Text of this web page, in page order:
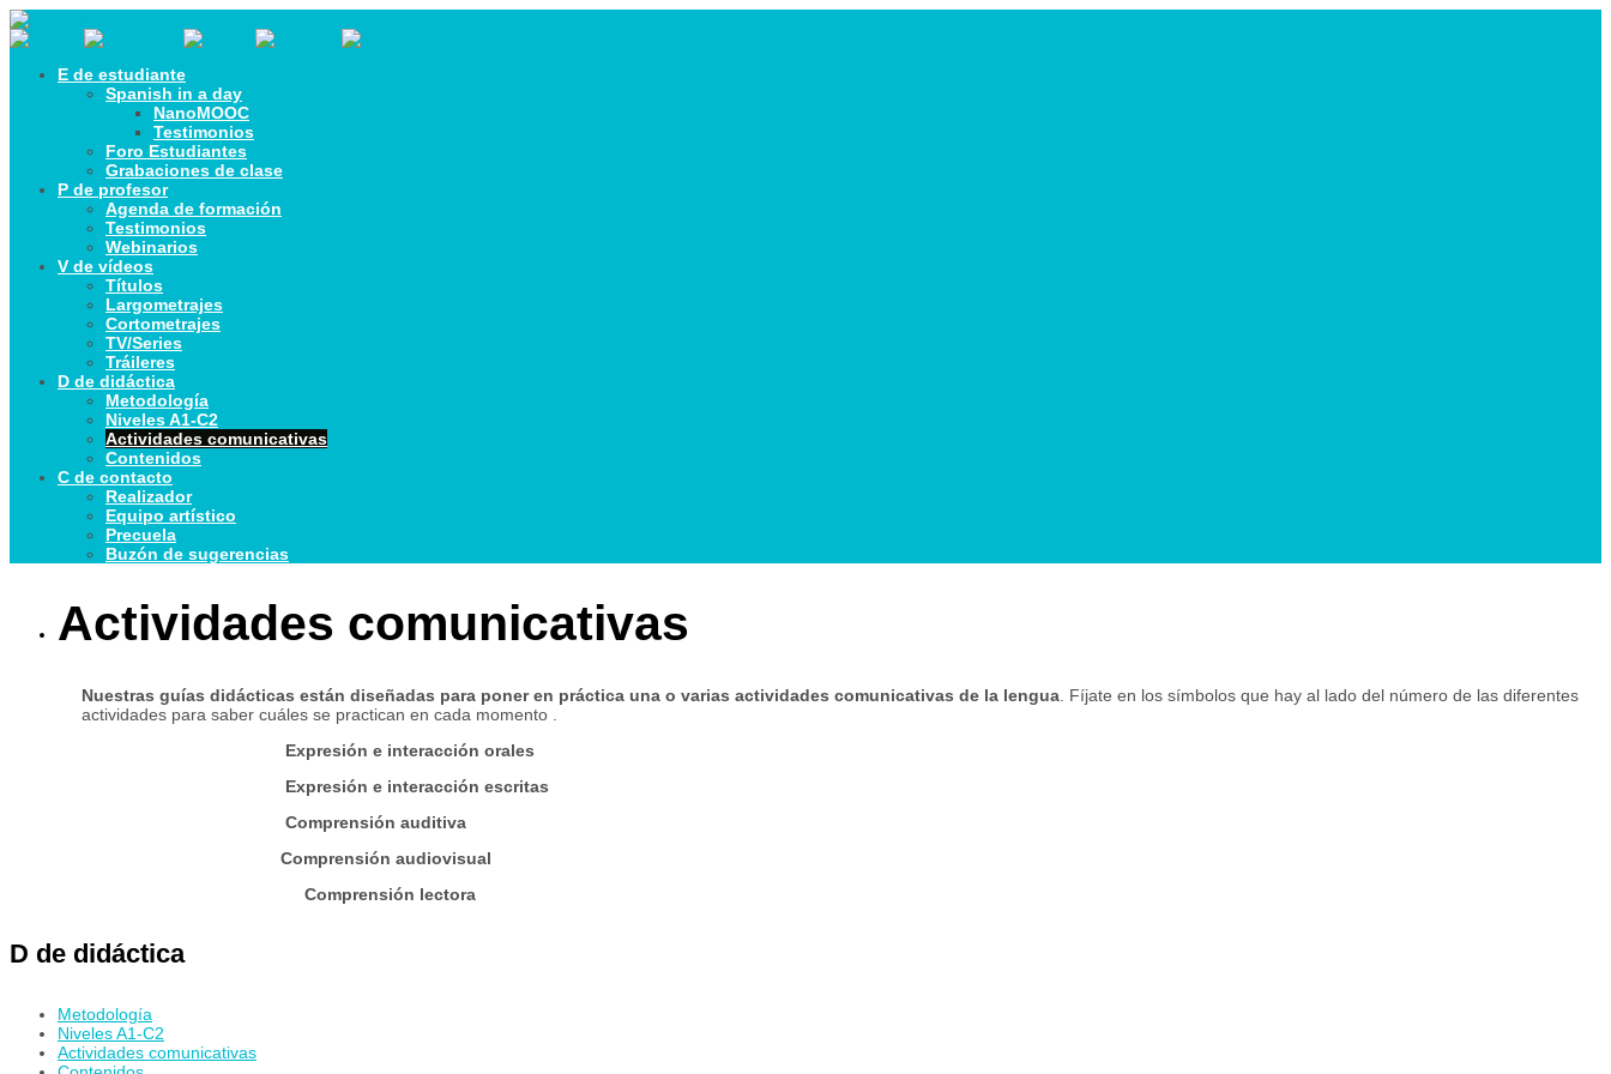
E de estudiante
Spanish in a day
NanoMOOC
Testimonios
Foro Estudiantes
Grabaciones de clase
P de profesor
Agenda de formación
Testimonios
Webinarios
V de vídeos
Títulos
Largometrajes
Cortometrajes
TV/Series
Tráileres
D de didáctica
Metodología
Niveles A1-C2
Actividades comunicativas
Contenidos
C de contacto
Realizador
Equipo artístico
Precuela
Buzón de sugerencias
Actividades comunicativas
Nuestras guías didácticas están diseñadas para poner en práctica una o varias actividades comunicativas de la lengua . Fíjate en los símbolos que hay al lado del número de las diferentes
actividades para saber cuáles se practican en cada momento .
Expresión e interacción orales
Expresión e interacción escritas
Comprensión auditiva
Comprensión audiovisual
Comprensión lectora
D de didáctica
Metodología
Niveles A1-C2
Actividades comunicativas